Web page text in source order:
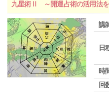
九星術Ⅱ ～開運占術の活用法を
講
日
時
回